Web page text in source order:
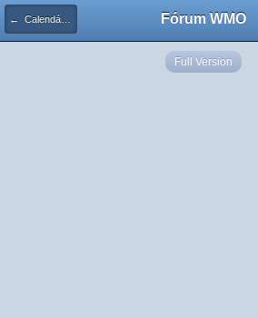
← Calendário de Eventos Fórum WMO
Full Version